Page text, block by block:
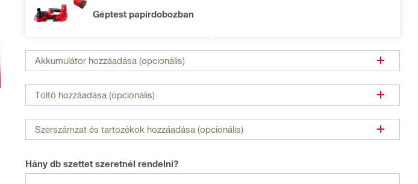
Géptest papírdobozban
Akkumulátor hozzáadása (opcionális)
Töltő hozzáadása (opcionális)
Szerszámzat és tartozékok hozzáadása (opcionális)
Hány db szettet szeretnél rendelni?